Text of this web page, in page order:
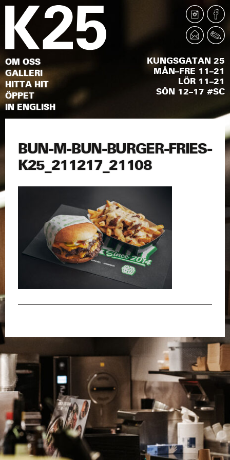
KUNGSGATAN 25
MÅN–FRE 11–21
LÖR 11–21
SÖN 12–17 #SC
OM OSS
GALLERI
HITTA HIT
ÖPPET
IN ENGLISH
BUN-M-BUN-BURGER-FRIES-
K25_211217_21108